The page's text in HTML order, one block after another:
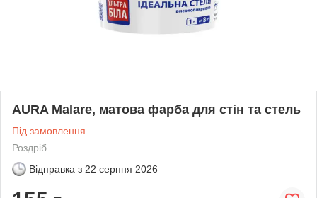
AURA Malare, матова фарба для стін та стель
Під замовлення
Роздріб
Відправка з 22 серпня 2026